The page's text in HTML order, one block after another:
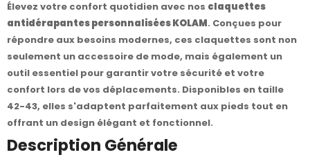
Élevez votre confort quotidien avec nos claquettes
antidérapantes personnalisées KOLAM. Conçues pour
répondre aux besoins modernes, ces claquettes sont non
seulement un accessoire de mode, mais également un
outil essentiel pour garantir votre sécurité et votre
confort lors de vos déplacements. Disponibles en taille
42-43, elles s'adaptent parfaitement aux pieds tout en
offrant un design élégant et fonctionnel.
Description Générale